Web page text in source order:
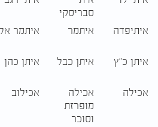
סבריסקי
איתיפדה איתמר איתמר
איתן כ"ץ איתן כבל איתן כהן
אכילה
אכילה
מופרזת
וסוכר
אכילוב